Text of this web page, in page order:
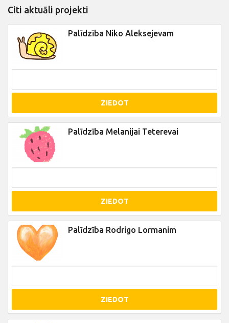
Citi aktuāli projekti
Palīdzība Niko Aleksejevam
ZIEDOT
Palīdzība Melanijai Teterevai
ZIEDOT
Palīdzība Rodrigo Lormanim
ZIEDOT